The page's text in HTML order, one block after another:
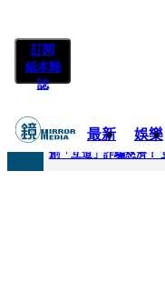
訂閱
紙本雜
誌
最新 娛樂
快訊
創「互道」詐騙慈濟！